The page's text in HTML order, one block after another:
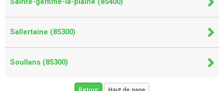
Sallertaine (85300)
Soullans (85300)